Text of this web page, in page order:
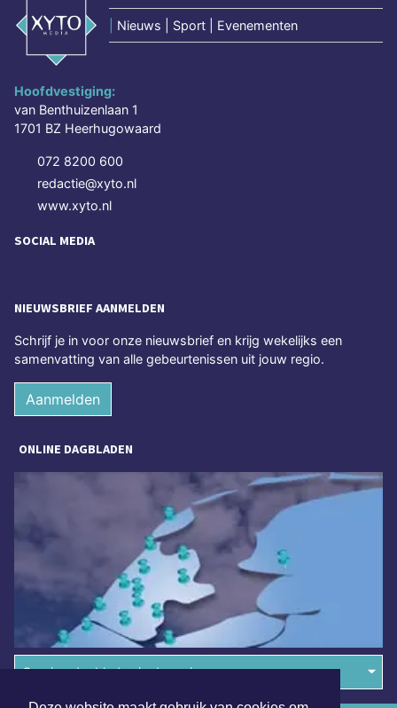
Nieuws | Sport | Evenementen
Hoofdvestiging:
van Benthuizenlaan 1
1701 BZ Heerhugowaard
072 8200 600
redactie@xyto.nl
www.xyto.nl
SOCIAL MEDIA
NIEUWSBRIEF AANMELDEN
Schrijf je in voor onze nieuwsbrief en krijg wekelijks een
samenvatting van alle gebeurtenissen uit jouw regio.
Aanmelden
ONLINE DAGBLADEN
Overige dagbladen in de regio